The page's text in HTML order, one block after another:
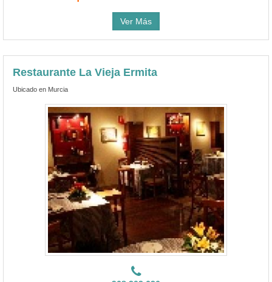
Ver Más
Restaurante La Vieja Ermita
Ubicado en Murcia